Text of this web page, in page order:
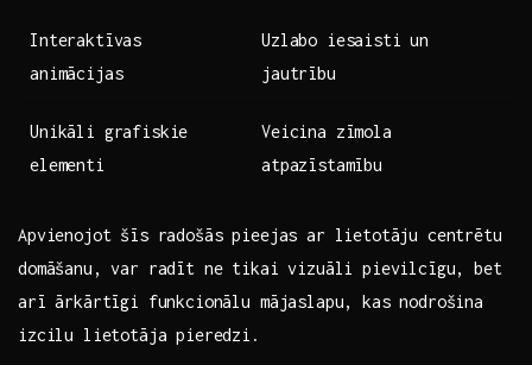
Interaktīvas
animācijas
Uzlabo iesaisti un
jautrību
Unikāli grafiskie
elementi
Veicina‌ zīmola
atpazīstamību
Apvienojot šīs radošās pieejas ar lietotāju centrētu
domāšanu, var radīt ne tikai vizuāli pievilcīgu, bet
arī ārkārtīgi funkcionālu​ mājaslapu, kas nodrošina
izcilu lietotāja pieredzi.